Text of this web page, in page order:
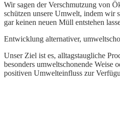
Wir sagen der Verschmutzung von
schützen unsere Umwelt, indem wir
gar keinen neuen Müll entstehen
Entwicklung alternativer,
Unser Ziel ist es, alltagstaugliche
besonders umweltschonende Weise
positiven Umwelteinfluss zur